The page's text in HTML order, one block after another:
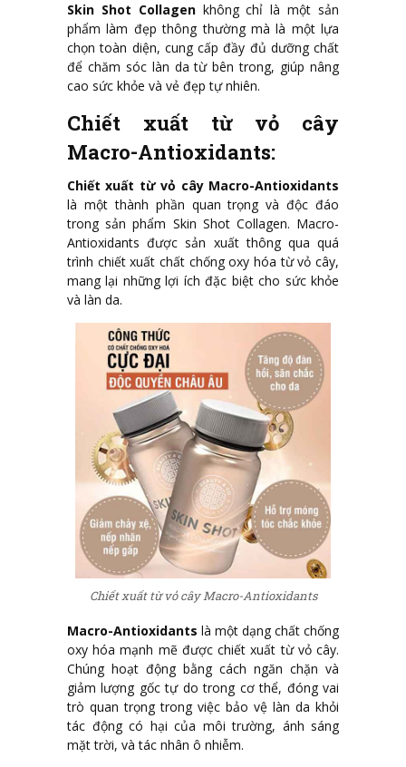
Skin Shot Collagenkhông chỉ là một sản
phẩm làm đẹp thông thường mà là một lựa
chọn toàn diện, cung cấp đầy đủ dưỡng chất
để chăm sóc làn da từ bên trong, giúp nâng
cao sức khỏe và vẻ đẹp tự nhiên.
Chiết xuất từ vỏ cây
Macro-Antioxidants:
Chiết xuất từ vỏ cây Macro-Antioxidants
là một thành phần quan trọng và độc đáo
trong sản phẩm Skin Shot Collagen. Macro-
Antioxidants được sản xuất thông qua quá
trình chiết xuất chất chống oxy hóa từ vỏ cây,
mang lại những lợi ích đặc biệt cho sức khỏe
và làn da.
Chiết xuất từ vỏ cây Macro-Antioxidants
Macro-Antioxidants là một dạng chất chống
oxy hóa mạnh mẽ được chiết xuất từ vỏ cây.
Chúng hoạt động bằng cách ngăn chặn và
giảm lượng gốc tự do trong cơ thể, đóng vai
trò quan trọng trong việc bảo vệ làn da khỏi
tác động có hại của môi trường, ánh sáng
mặt trời, và tác nhân ô nhiễm.